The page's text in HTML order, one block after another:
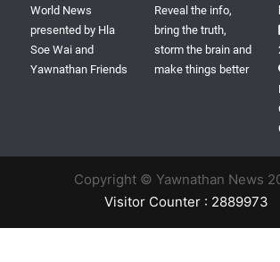
World News
presented by Hla
Soe Wai and
Yawnathan Friends
Reveal the info,
bring the truth,
storm the brain and
make things better
Copyright © Yawnathan News
Visitor Counter : 2889973